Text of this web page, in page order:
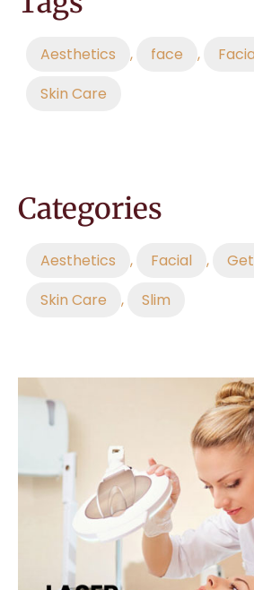
Aesthetics , face ,
Skin Care
Categories
Aesthetics , Facial ,
Skin Care
, Slim